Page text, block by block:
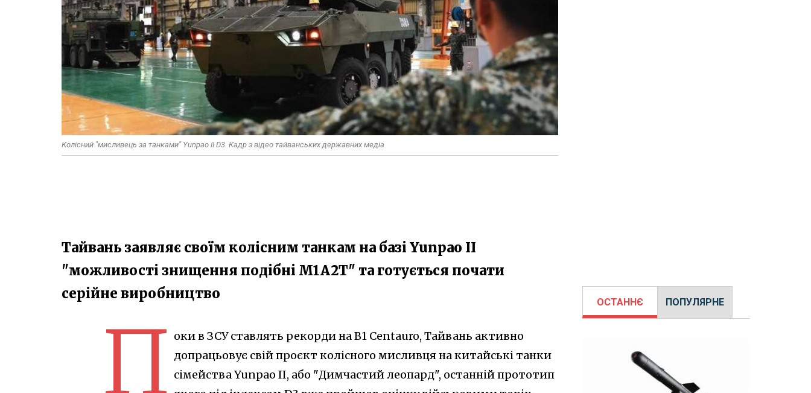
Колісний "мисливець за танками" Yunpao II D3. Кадр з відео тайванських державних медіа
Тайвань заявляє своїм колісним танкам на базі Yunpao II
"можливості знищення подібні M1A2T" та готується почати
серійне виробництво
П оки в ЗСУ ставлять рекорди на B1 Centauro, Тайвань активно
допрацьовує свій проєкт колісного мисливця на китайські танки
сімейства Yunpao II, або "Димчастий леопард", останній прототип
ОСТАННЄ ПОПУЛЯРНЕ